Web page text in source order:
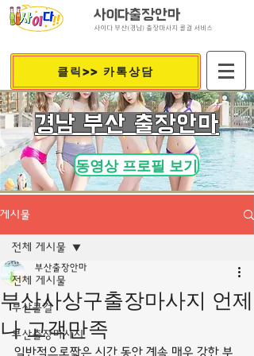
사이다출장안마
사이다 부산(경남) 출장마사지 콜걸 서비스
클릭>> 카톡상담
​경남 부산 출장안마
동영상 프로필 보기
게시물
전체 게시물
부산콜걸
부산출장마사지
전체 게시물
부산사상구출장마사지 언제
나 고객만족
부산출장안마
일반적으로짧은 시간 동안 계속 매우 강한 부